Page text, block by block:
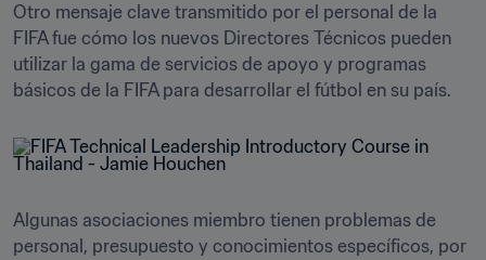
Otro mensaje clave transmitido por el personal de la
FIFA fue cómo los nuevos Directores Técnicos pueden
utilizar la gama de servicios de apoyo y programas
básicos de la FIFA para desarrollar el fútbol en su país.
Algunas asociaciones miembro tienen problemas de
personal, presupuesto y conocimientos específicos, por